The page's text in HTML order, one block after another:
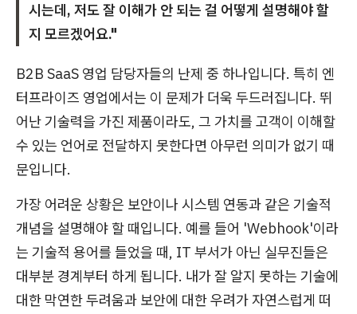
시는데, 저도 잘 이해가 안 되는 걸 어떻게 설명해야 할
지 모르겠어요."
B2B SaaS 영업 담당자들의 난제 중 하나입니다. 특히 엔
터프라이즈 영업에서는 이 문제가 더욱 두드러집니다. 뛰
어난 기술력을 가진 제품이라도, 그 가치를 고객이 이해할
수 있는 언어로 전달하지 못한다면 아무런 의미가 없기 때
문입니다.
가장 어려운 상황은 보안이나 시스템 연동과 같은 기술적
개념을 설명해야 할 때입니다. 예를 들어 'Webhook'이라
는 기술적 용어를 들었을 때, IT 부서가 아닌 실무진들은
대부분 경계부터 하게 됩니다. 내가 잘 알지 못하는 기술에
대한 막연한 두려움과 보안에 대한 우려가 자연스럽게 떠